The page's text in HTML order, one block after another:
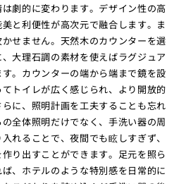
劇的に変わります。デザイン性の高
と利便性が高次元で融合します。ま
せません。天然木のカウンターを選
大理石調の素材を使えばラグジュア
。カウンターの端から端まで鏡を設
トイレが広く感じられ、より開放的
に、照明計画を工夫することも忘れ
全体照明だけでなく、手洗い器の周
れることで、夜間でも眩しすぎず、
り出すことができます。足元を照ら
、ホテルのような特別感を日常的に